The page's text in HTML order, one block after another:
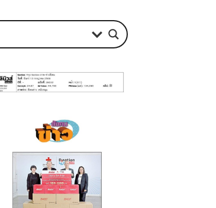
July 20, 2026
รับมอบผลิตภัณฑ์
รองเท้าวิ่ง BAOJI